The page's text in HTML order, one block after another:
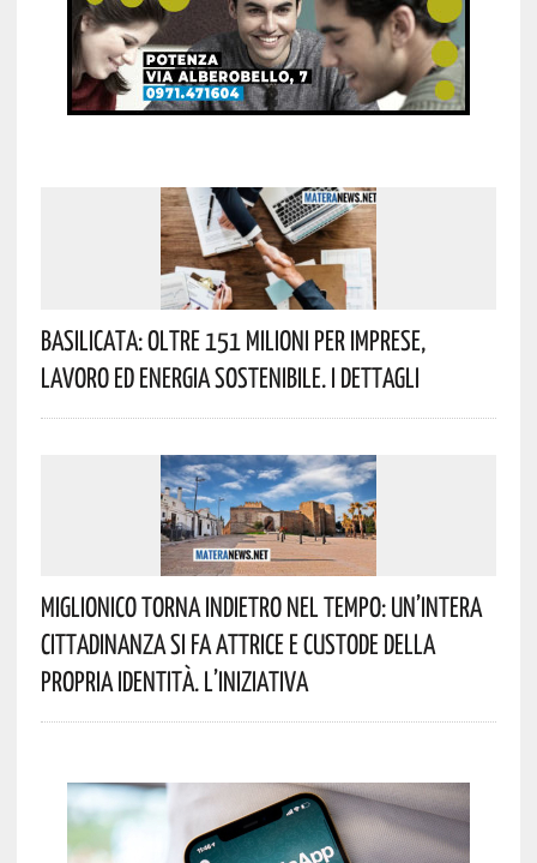
Basilicata: Oltre 151 Milioni Per Imprese,
Lavoro Ed Energia Sostenibile. I Dettagli
Miglionico Torna Indietro Nel Tempo: Un’intera
Cittadinanza Si Fa Attrice E Custode Della
Propria Identità. L’iniziativa